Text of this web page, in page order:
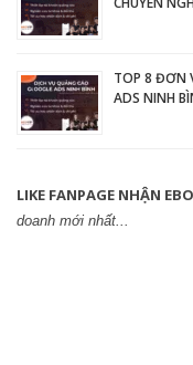
TOP 8 ĐƠN
ADS NINH
LIKE FANPAGE NHẬN
doanh mới nhất...